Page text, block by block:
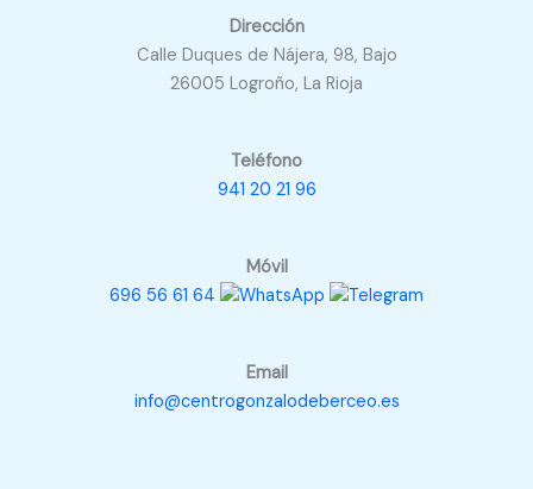
Dirección
Calle Duques de Nájera, 98, Bajo
26005 Logroño, La Rioja
Teléfono
941 20 21 96
Móvil
696 56 61 64
Email
info@centrogonzalodeberceo.es